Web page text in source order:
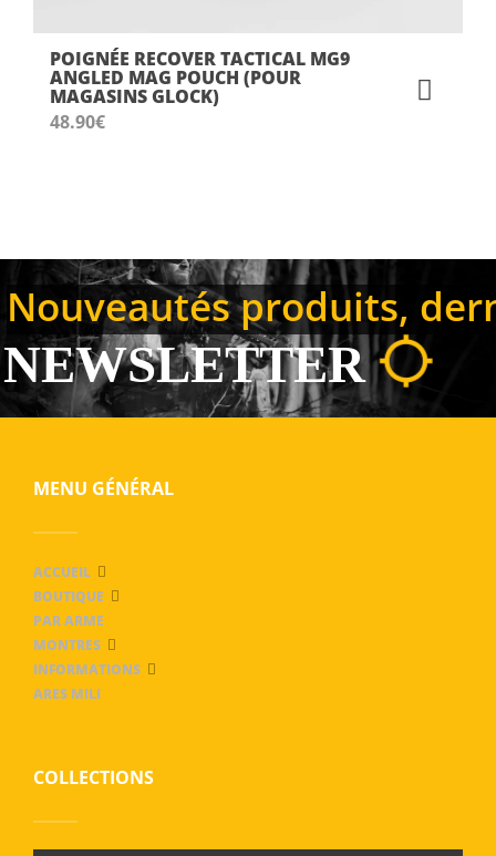
POIGNÉE RECOVER TACTICAL MG9
ANGLED MAG POUCH (POUR
MAGASINS GLOCK)
48.90€
Nouveautés produits,
NEWSLETTER
MENU GÉNÉRAL
ACCUEIL
BOUTIQUE
PAR ARME
MONTRES
INFORMATIONS
ARES MILI
COLLECTIONS